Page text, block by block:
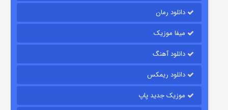
قسمت۱۵ (دوبله) منتشر شد
دانلود رمان
میفا موزیک
دانلود آهنگ
دانلود ریمکس
موزیک جدید پاپ